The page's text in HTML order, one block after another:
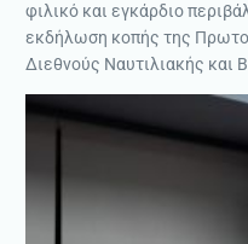
φιλικό και εγκάρδιο
εκδήλωση κοπής της
Διεθνούς Ναυτιλιακής και